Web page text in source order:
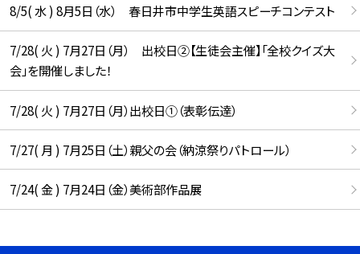
8/5( 水 ) 8月5日（水） 春日井市中学生英語スピーチコンテスト
7/28( 火 ) 7月27日（月） 出校日②【生徒会主催】「全校クイズ大
会」を開催しました！
7/28( 火 ) 7月27日（月）出校日①（表彰伝達）
7/27( 月 ) 7月25日（土）親父の会（納涼祭りパトロール）
7/24( 金 ) 7月24日（金）美術部作品展